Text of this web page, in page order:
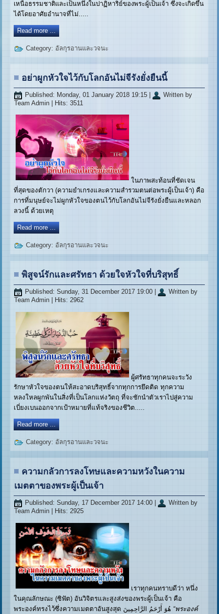
เหนือธรรมชาติและเป็นหนึ่งในปาฏิหาริย์ของพระผู้เป็นเจ้า ซึ่งจะเกิดขึ้น
ได้โดยอาศัยอำนาจที่ไม่.....
Read more ...
Category: อัลกุรอานและวจนะ
อย่าผูกหัวใจไว้กับโลกอันไม่จีรังยั่งยืนนี้
Published: Monday, 01 January 2018 19:15
Written by
Team Admin | Hits: 3511
ในภาพสะท้อนที่ชัดเจน
ที่สุดของตักวา (ความยำเกรงและความสำรวมตนต่อพระผู้เป็นเจ้า) คือ
การที่มนุษย์จะไม่ผูกหัวใจของตนไว้กับโลกอันไม่จีรังยั่งยืนและหลอก
ลวงนี้ ด้วยเหตุ
Read more ...
Category: อัลกุรอานและวจนะ
พิสูจน์รักและศรัทธา ด้วยใจหัวใจที่บริสุทธิ์
Published: Sunday, 31 December 2017 19:00
Written by
Team Admin | Hits: 2962
ผู้ศรัทธาทุกคนจะระวัง
รักษาหัวใจของตนให้สะอาดบริสุทธิ์จากทุกการยึดติด ทุกความ
หลงใหลผูกพันในสิ่งที่เป็นโลกแห่งวัตถุ ที่จะชักนำตัวเราไปสู่ความ
เบี่ยงเบนออกจากเป้าหมายที่แท้จริงของชีวิต.....
Read more ...
Category: อัลกุรอานและวจนะ
ความกลัวการลงโทษและความหวังในความ
เมตตาของพระผู้เป็นเจ้า
Published: Sunday, 17 December 2017 14:00
Written by
Team Admin | Hits: 2925
เราทุกคนทราบดีว่า หนึ่ง
ในคุณลักษณะ (ซิฟัต) อันวิจิตรและสูงส่งของพระผู้เป็นเจ้า คือ
“พระองค์